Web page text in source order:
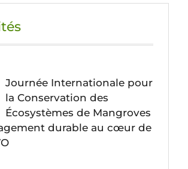
Journée Internationale pour
la Conservation des
Écosystèmes de Mangroves
durable au cœur de